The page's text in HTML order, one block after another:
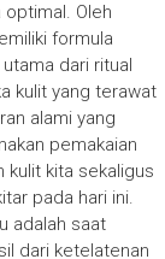
Oleh
formula
dari ritual
kulit yang terawat
alami yang
pemakaian
kulit kita sekaligus
pada hari ini.
adalah saat
dari ketelatenan